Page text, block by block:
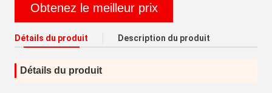
Obtenez le meilleur prix
Détails du produit Description du produit
Détails du produit